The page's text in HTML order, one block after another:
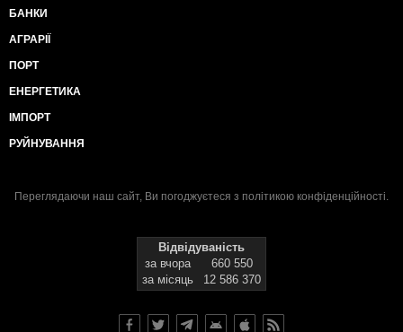
БАНКИ
АГРАРІЇ
ПОРТ
ЕНЕРГЕТИКА
ІМПОРТ
РУЙНУВАННЯ
Переглядаючи наш сайт, Ви погоджуєтеся з політикою конфіденційності.
Відвідуваність
за вчора
660 550
за місяць
12 586 370